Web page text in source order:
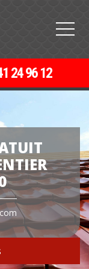
24 96 12